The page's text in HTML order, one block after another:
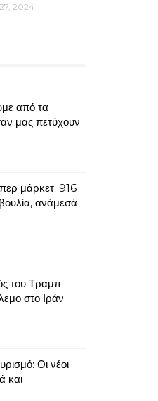
27, 2024
από τα
μας πετύχουν
μάρκετ: 916
ανάμεσά
του Τραμπ
στο Ιράν
Οι νέοι
και